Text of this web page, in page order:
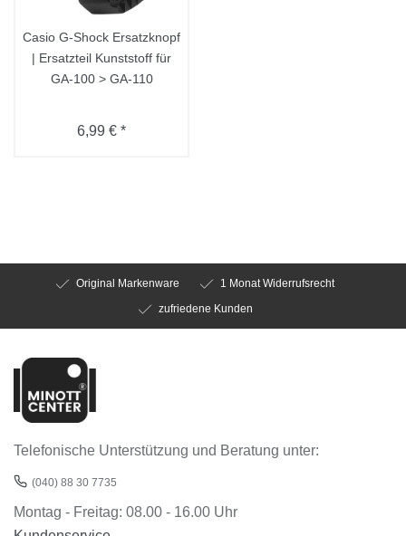
Casio G-Shock Ersatzknopf
| Ersatzteil Kunststoff für
GA-100 > GA-110
6,99 € *
Original Markenware
1 Monat Widerrufsrecht
zufriedene Kunden
Telefonische Unterstützung und Beratung unter:
(040) 88 30 7735
Montag - Freitag: 08.00 - 16.00 Uhr